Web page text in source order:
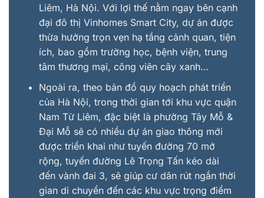
Liêm, Hà Nội. Với lợi thế nằm ngay bên cạnh
đại đô thị Vinhomes Smart City, dự án được
thừa hưởng trọn vẹn hạ tầng cảnh quan, tiện
ích, bao gồm trường học, bệnh viện, trung
tâm thương mại, công viên cây xanh…
Ngoài ra, theo bản đồ quy hoạch phát triển
của Hà Nội, trong thời gian tới khu vực quận
Nam Từ Liêm, đặc biệt là phường Tây Mỗ &
Đại Mỗ sẽ có nhiều dự án giao thông mới
được triển khai như tuyến đường 70 mở
rộng, tuyến đường Lê Trọng Tấn kéo dài
đến vành đai 3, sẽ giúp cư dân rút ngắn thời
gian di chuyển đến các khu vực trọng điểm